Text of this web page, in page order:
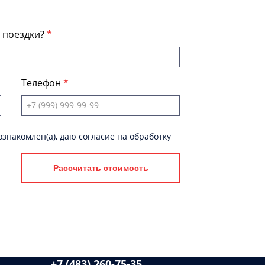
Телефон
даю согласие на обработку
Рассчитать стоимость